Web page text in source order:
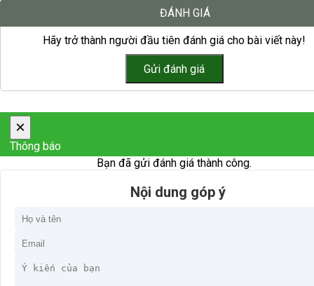
ĐÁNH GIÁ
Hãy trở thành người đầu tiên đánh giá cho bài viết này!
×
Thông báo
Bạn đã gửi đánh giá thành công.
Nội dung góp ý